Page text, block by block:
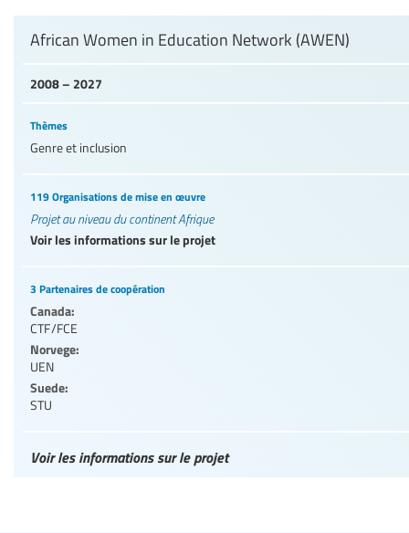
2008 – 2027
African Women in Education Network (AWEN)
Thèmes
Genre et inclusion
119 Organisations de mise en œuvre
Projet au niveau du continent Afrique
Voir les informations sur le projet
3 Partenaires de coopération
Canada:
CTF/FCE
Norvege:
UEN
Suede:
STU
Voir les informations sur le projet